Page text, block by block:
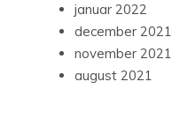
januar 2022
december 2021
november 2021
august 2021